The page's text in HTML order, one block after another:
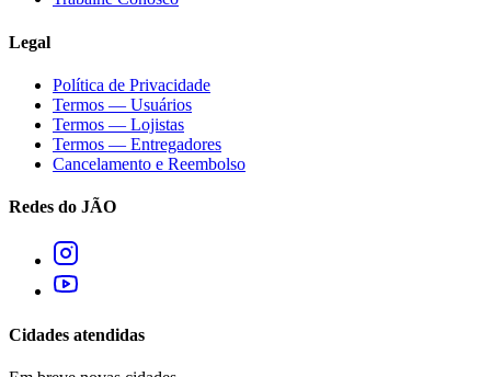
Legal
Política de Privacidade
Termos — Usuários
Termos — Lojistas
Termos — Entregadores
Cancelamento e Reembolso
Redes do JÃO
Cidades atendidas